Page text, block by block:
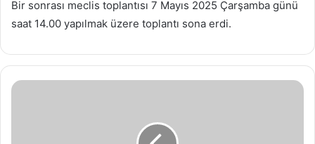
Bir sonrası meclis toplantısı 7 Mayıs 2025 Çarşamba günü
saat 14.00 yapılmak üzere toplantı sona erdi.
Bayraktar